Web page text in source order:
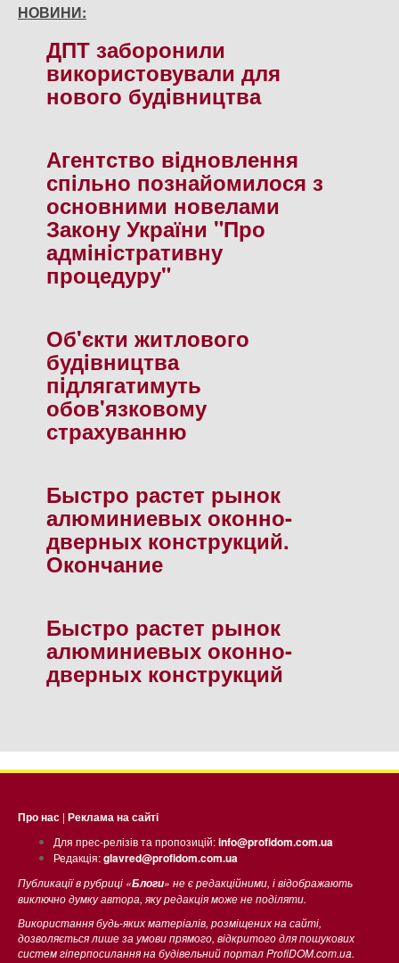
НОВИНИ:
ДПТ заборонили
використовували для
нового будiвництва
Агентство вiдновлення
спiльно познайомилося з
основними новелами
Закону України "Про
адмiнiстративну
процедуру"
Об'єкти житлового
будiвництва
пiдлягатимуть
обов'язковому
страхуванню
Быстро растет рынок
алюминиевых оконно-
дверных конструкций.
Окончание
Быстро растет рынок
алюминиевых оконно-
дверных конструкций
Про нас | Реклама на сайті
Для прес-релізів та пропозицій:info@profidom.com.ua
Редакція:glavred@profidom.com.ua
Публикації в рубриці «Блоги» не є редакційними, і відображають
виключно думку автора, яку редакція може не поділяти.
Використання будь-яких матеріалів, розміщених на сайті,
дозволяється лише за умови прямого, відкритого для пошукових
систем гіперпосилання на будівельний портал ProfiDOM.com.ua.